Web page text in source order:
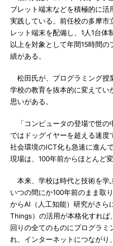
ブレット端末などを積極的に活
実践している。前任校の多摩
レット端末を配備し、1人1台
以上を対象として年間15時間
績がある。
松田氏が、プログラミング授
学校の教育を抜本的に変えてい
思いがある。
「コンピュータの登場で世の
ではドッグイヤーを超える速
社会環境のICT化も急速に進ん
現場は、100年前からほとんど
本来、学校は時代と技術を学
いつの間にか100年前のまま取
からAI（人工知能）研究がさ
Things）の活用が本格化すれ
回りの全てのものにプログラミ
れ、インターネットにつながり